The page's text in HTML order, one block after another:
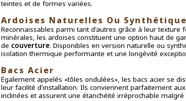
teintes et de formes variées.
Ardoises Naturelles Ou
Reconnaissables parmi tant d'autres grâce à leur texture
minérales, les ardoises constituent une option haut de
de couverture. Disponibles en version naturelle ou
isolation thermique performante et une longévité
Bacs Acier
Également appelés «tôles ondulées», les bacs acier se
leur facilité d'installation. Ils conviennent parfaitement
inclinées et assurent une étanchéité irréprochable